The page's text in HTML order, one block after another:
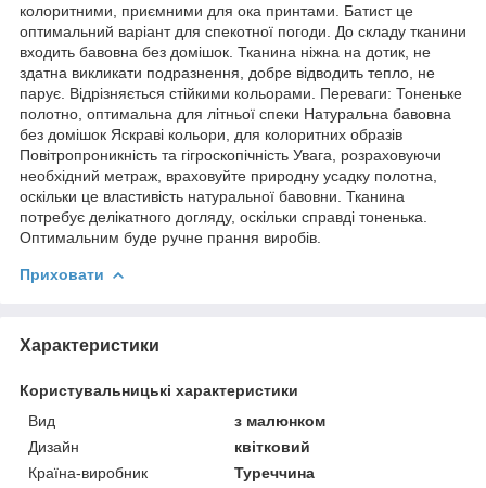
колоритними, приємними для ока принтами. Батист це
оптимальний варіант для спекотної погоди. До складу тканини
входить бавовна без домішок. Тканина ніжна на дотик, не
здатна викликати подразнення, добре відводить тепло, не
парує. Відрізняється стійкими кольорами. Переваги: Тоненьке
полотно, оптимальна для літньої спеки Натуральна бавовна
без домішок Яскраві кольори, для колоритних образів
Повітропроникність та гігроскопічність Увага, розраховуючи
необхідний метраж, враховуйте природну усадку полотна,
оскільки це властивість натуральної бавовни. Тканина
потребує делікатного догляду, оскільки справді тоненька.
Оптимальним буде ручне прання виробів.
Приховати
Характеристики
Користувальницькі характеристики
Вид
з малюнком
Дизайн
квітковий
Країна-виробник
Туреччина